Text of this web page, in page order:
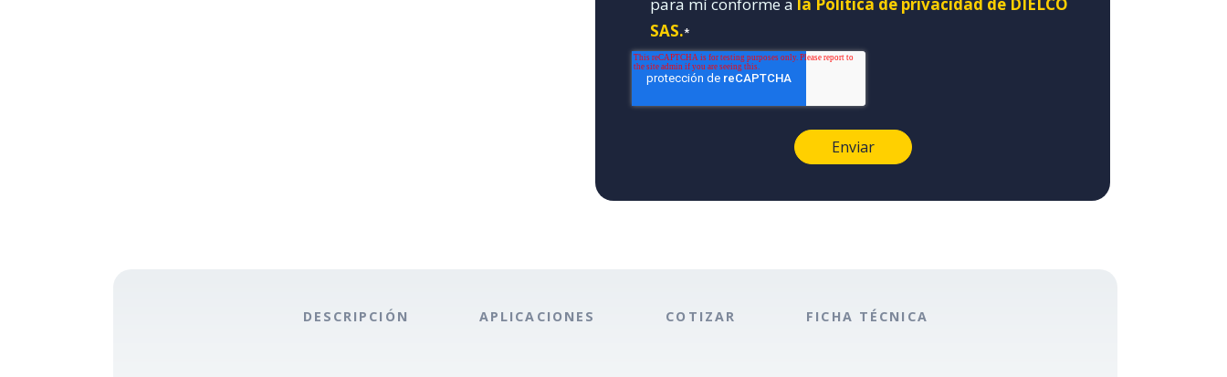
para mí conforme a la Política de privacidad de DIELCO
SAS.*
DESCRIPCIÓN APLICACIONES COTIZAR FICHA TÉCNICA